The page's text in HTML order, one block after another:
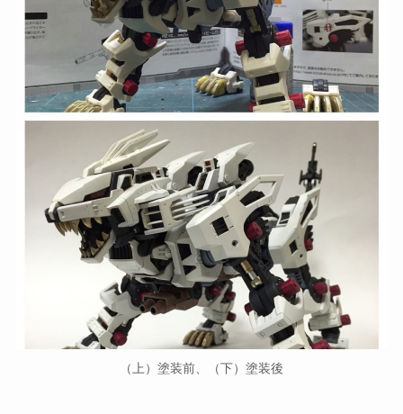
（上）塗装前、（下）塗装後